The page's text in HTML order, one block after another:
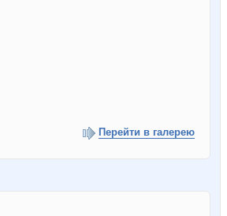
Перейти в галерею